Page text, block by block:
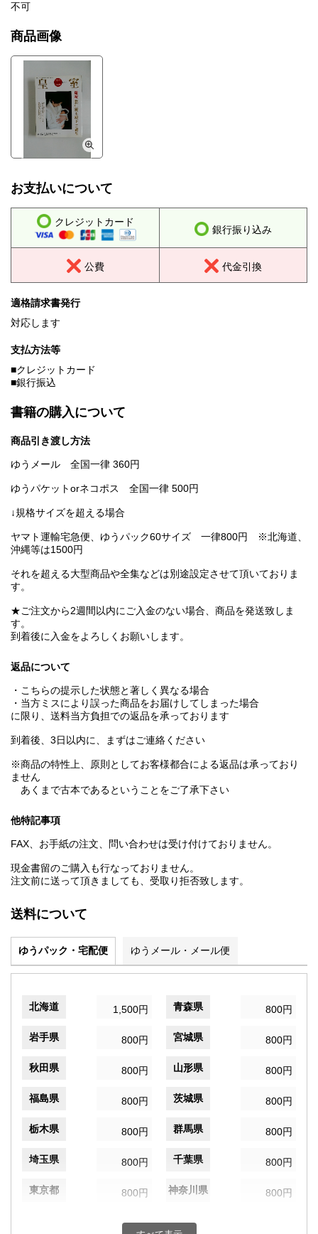
不可
商品画像
お支払いについて
クレジットカード
銀行振り込み
公費 代金引換
適格請求書発行
対応します
支払方法等
■クレジットカード
■銀行振込
書籍の購入について
商品引き渡し方法
ゆうメール 全国一律 360円
ゆうパケットorネコポス 全国一律 500円
↓規格サイズを超える場合
ヤマト運輸宅急便、ゆうパック60サイズ 一律800円 ※北海道、
沖縄等は1500円
それを超える大型商品や全集などは別途設定させて頂いておりま
す。
★ご注文から2週間以内にご入金のない場合、商品を発送致しま
す。
到着後に入金をよろしくお願いします。
返品について
・こちらの提示した状態と著しく異なる場合
・当方ミスにより誤った商品をお届けしてしまった場合
に限り、送料当方負担での返品を承っております
到着後、3日以内に、まずはご連絡ください
※商品の特性上、原則としてお客様都合による返品は承っており
ません
あくまで古本であるということをご了承下さい
他特記事項
FAX、お手紙の注文、問い合わせは受け付けておりません。
現金書留のご購入も行なっておりません。
注文前に送って頂きましても、受取り拒否致します。
送料について
ゆうパック・宅配便 ゆうメール・メール便
北海道 1,500円 青森県 800円
岩手県 800円 宮城県 800円
秋田県 800円 山形県 800円
福島県 800円 茨城県 800円
栃木県 800円 群馬県 800円
埼玉県 800円 千葉県 800円
東京都 800円 神奈川県 800円
800円 富山県